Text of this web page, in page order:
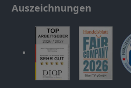
Auszeichnungen